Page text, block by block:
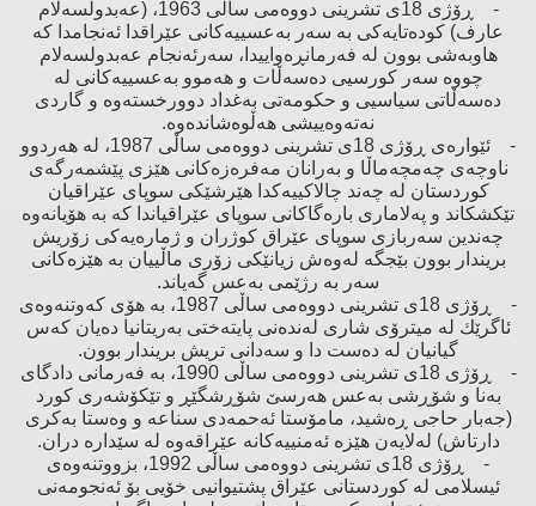
- ڕۆژی 18ی تشرینی دووەمی ساڵی 1963، (عەبدولسەلام
عارف) كودەتایەكی بە سەر بەعسییەكانی عێراقدا ئەنجامدا كە
هاوبەشی بوون لە فەرمانڕەواییدا، سەرئەنجام عەبدولسەلام
چووە سەر كورسیی دەسەڵات ‌و هەموو بەعسییەكانی لە
دەسەڵاتی سیاسیی ‌و حكومەتی بەغداد دوورخستەوە ‌و گاردی
نەتەوەییشی هەڵوەشاندەوە.
- ئێوارەی ڕۆژی 18ی تشرینی دووەمی ساڵی 1987، لە هەردوو
ناوچەی چەمچەماڵا ‌و بەرانان مەفرەزەكانی هێزی پێشمەرگەی
كوردستان لە چەند چالاكییەكدا هێرشێكی سوپای عێراقیان
تێكشكاند ‌و پەلاماری بارەگاكانی سوپای عێراقیاندا كە بە هۆیانەوە
چەندین سەربازی سوپای عێراق كوژران ‌و ژمارەیەكی زۆریش
بریندار بوون بێجگە لەوەش زیانێكی زۆری ماڵییان بە هێزەكانی
سەر بە رژێمی بەعس گەیاند.
- ڕۆژی 18ی تشرینی دووەمی ساڵی 1987، بە هۆی كەوتنەوەی
ئاگرێك لە میترۆی شاری لەندەنی پایتەختی بەریتانیا دەیان كەس
گیانیان لە دەست دا ‌و سەدانی تریش بریندار بوون.
- ڕۆژی 18ی تشرینی دووەمی ساڵی 1990، بە فەرمانی دادگای
بەنا و شۆڕشی بەعس هەرسێ‌ شۆڕشگێڕ ‌و تێكۆشەری كورد
(جەبار حاجی ڕەشید، مامۆستا ئەحمەدی سناعە ‌و وەستا بەكری
دارتاش) لەلایەن هێزە ئەمنییەكانە عێراقەوە لە سێدارە دران.
- ڕۆژی 18ی تشرینی دووەمی ساڵی 1992، بزووتنەوەی
ئیسلامی لە كوردستانی عێراق پشتیوانیی خۆیی بۆ ئەنجومەنی